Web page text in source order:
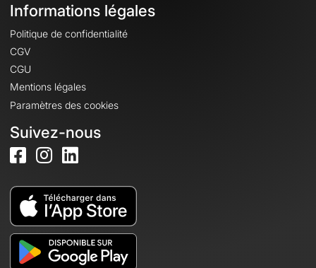
Informations légales
Politique de confidentialité
CGV
CGU
Mentions légales
Paramètres des cookies
Suivez-nous